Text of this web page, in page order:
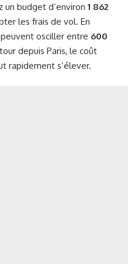
un budget d’environ 1 862
les frais de vol. En
osciller entre 600
depuis Paris, le coût
rapidement s’élever.